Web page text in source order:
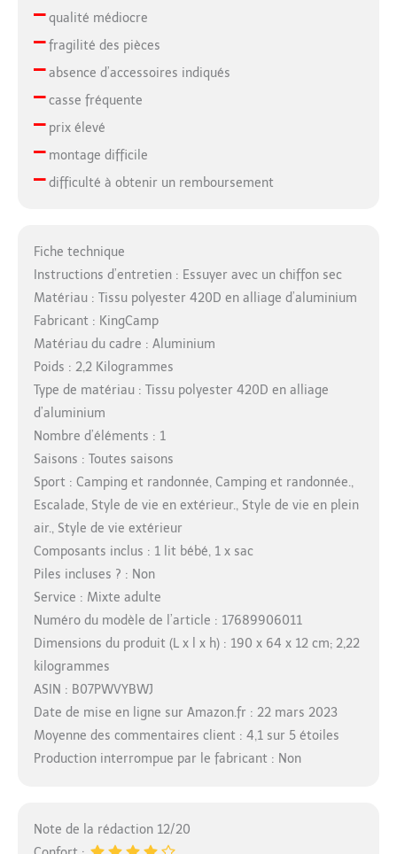
–qualité médiocre
–fragilité des pièces
–absence d’accessoires indiqués
–casse fréquente
–prix élevé
–montage difficile
–difficulté à obtenir un remboursement
Fiche technique
Instructions d’entretien : Essuyer avec un chiffon sec
Matériau : Tissu polyester 420D en alliage d’aluminium
Fabricant : KingCamp
Matériau du cadre : Aluminium
Poids : 2,2 Kilogrammes
Type de matériau : Tissu polyester 420D en alliage
d’aluminium
Nombre d’éléments : 1
Saisons : Toutes saisons
Sport : Camping et randonnée, Camping et randonnée.,
Escalade, Style de vie en extérieur., Style de vie en plein
air., Style de vie extérieur
Composants inclus : 1 lit bébé, 1 x sac
Piles incluses ? : Non
Service : Mixte adulte
Numéro du modèle de l’article : 17689906011
Dimensions du produit (L x l x h) : 190 x 64 x 12 cm; 2,22
kilogrammes
ASIN : B07PWVYBWJ
Date de mise en ligne sur Amazon.fr : 22 mars 2023
Moyenne des commentaires client : 4,1 sur 5 étoiles
Production interrompue par le fabricant : Non
Note de la rédaction 12/20